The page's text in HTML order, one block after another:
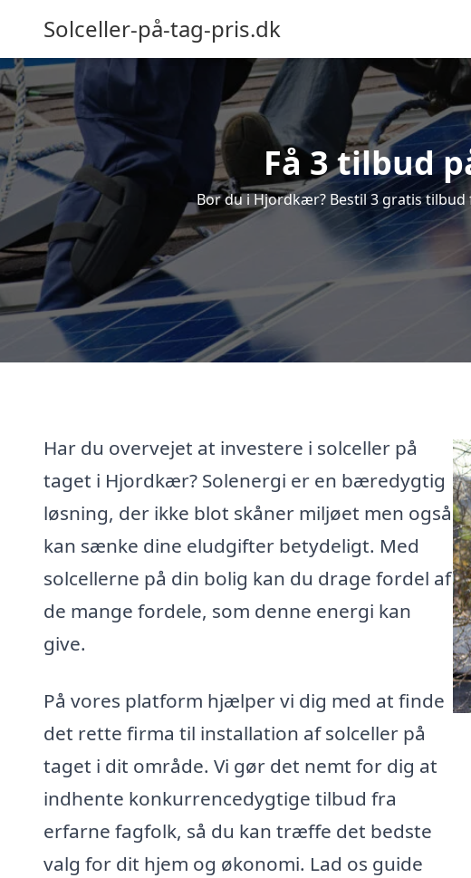
Solceller-på-tag-pris.dk
Få 3 tilbud
Bor du i Hjordkær? Bestil 3 gratis
Har du overvejet at investere i solceller på
taget i Hjordkær? Solenergi er en bæredygtig
løsning, der ikke blot skåner miljøet men også
kan sænke dine eludgifter betydeligt. Med
solcellerne på din bolig kan du drage fordel af
de mange fordele, som denne energi kan
give.
På vores platform hjælper vi dig med at finde
det rette firma til installation af solceller på
taget i dit område. Vi gør det nemt for dig at
indhente konkurrencedygtige tilbud fra
erfarne fagfolk, så du kan træffe det bedste
valg for dit hjem og økonomi. Lad os guide